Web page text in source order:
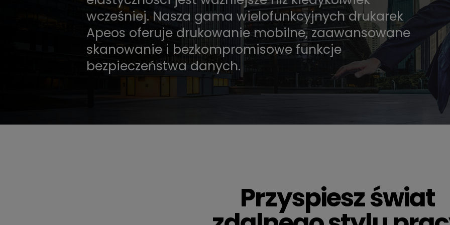
wcześniej. Nasza gama wielofunkcyjnych drukarek
Apeos oferuje drukowanie mobilne, zaawansowane
skanowanie i bezkompromisowe funkcje
bezpieczeństwa danych.
Przyspiesz świat